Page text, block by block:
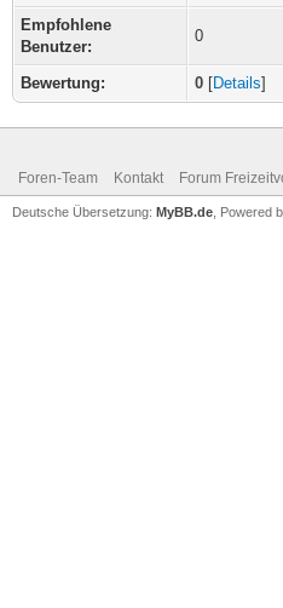
Empfohlene
Benutzer:
0
Bewertung: 0 [Details]
Foren-Team Kontakt Forum
Deutsche Übersetzung: MyBB.de , Powered